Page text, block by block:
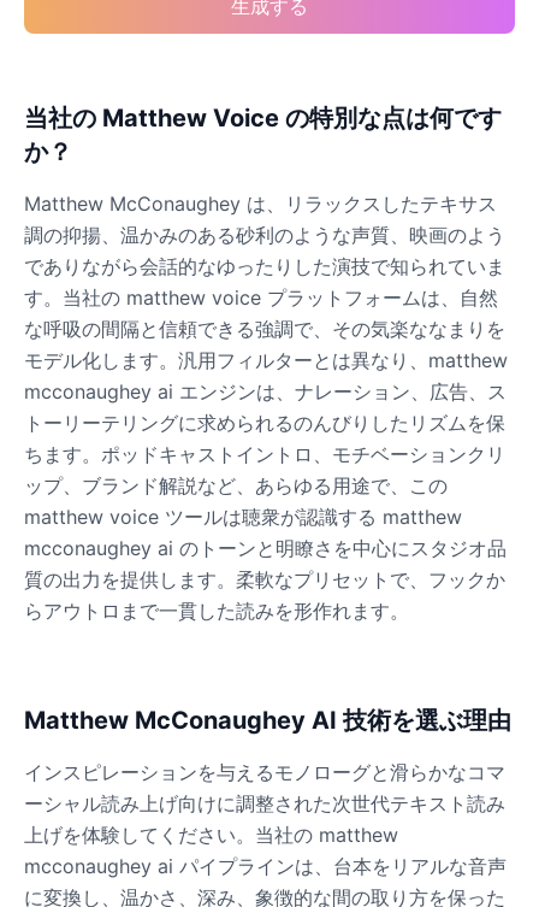
Emilia Clarke
Female @NYCgirl2009
Eminem
Emma Waston
Female @GamingPro365
Gavin Newsom
Male @KingArthur
Ice Spice
Female @KingArthur
Jack Black
@EchoVector
Male @MoonPetal
James Earl Jones
@Lucas
生成する
当社の Matthew Voice の特別な点は何です
か？
Matthew McConaughey は、リラックスしたテキサス
調の抑揚、温かみのある砂利のような声質、映画のよう
でありながら会話的なゆったりした演技で知られていま
す。当社の matthew voice プラットフォームは、自然
な呼吸の間隔と信頼できる強調で、その気楽ななまりを
モデル化します。汎用フィルターとは異なり、matthew
mcconaughey ai エンジンは、ナレーション、広告、ス
トーリーテリングに求められるのんびりしたリズムを保
ちます。ポッドキャストイントロ、モチベーションクリ
ップ、ブランド解説など、あらゆる用途で、この
matthew voice ツールは聴衆が認識する matthew
mcconaughey ai のトーンと明瞭さを中心にスタジオ品
質の出力を提供します。柔軟なプリセットで、フックか
らアウトロまで一貫した読みを形作れます。
Matthew McConaughey AI 技術を選ぶ理由
インスピレーションを与えるモノローグと滑らかなコマ
ーシャル読み上げ向けに調整された次世代テキスト読み
上げを体験してください。当社の matthew
mcconaughey ai パイプラインは、台本をリアルな音声
に変換し、温かさ、深み、象徴的な間の取り方を保った